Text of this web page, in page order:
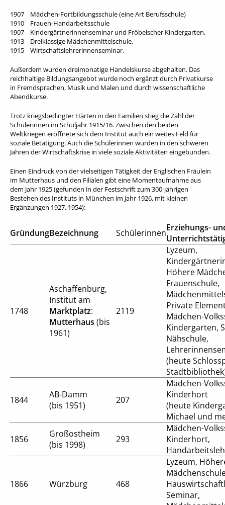
1907 Mädchen-Fortbildungsschule (eine Art Berufsschule)
1910 Frauen-Handarbeitsschule
1907 Kindergärtnerinnenseminar und Fröbelscher Kindergarten,
1913 Dreiklassige Mädchenmittelschule,
1915 Wirtschaftslehrerinnenseminar.
Außerdem wurden dreimonatige Handelskurse abgehalten. Das
reichhaltige Bildungsangebot wurde noch ergänzt durch Privatkurse
in Fremdsprachen, Musik und Malen und durch wissenschaftliche
Abendkurse.
Trotz kriegsbedingter Härten in den Familien stieg die Zahl der
Schülerinnen im Schuljahr 1915/16. Zwischen den beiden
Weltkriegen eröffnete sich dem Institut auch ein weites Feld für
soziale Betätigung. Auch die Schülerinnen wurden in den schweren
Jahren der Wirtschaftskrise in viele soziale Aktivitäten eingebunden.
Einen Eindruck von der vielseitigen Tätigkeit der Englischen Fräulein
im Mutterhaus und den Filialen gibt eine Momentaufnahme aus
dem Jahr 1925 (gefunden in der Festschrift zum 300-jährigen
Bestehen des Instituts in München im Jahr 1926, mit kleinen
Ergänzungen 1927, 1954):
GründungBezeichnung SchülerinnenErziehungs-
1748
Aschaffenburg,
Institut am
Marktplatz:
Mutterhaus (bis
1961)
2119
Lyzeum,
Höhere
Frauenschule,
Private
Mädchen-
Kindergarten,
Nähschule,
(heute
1844
AB-Damm
(bis 1951)
207
Mädchen-
Kinderhort
(heute
Michael und
1856
Großostheim
(bis 1998)
293
Mädchen-
Kinderhort,
1866 Würzburg 468
Lyzeum,
Seminar,